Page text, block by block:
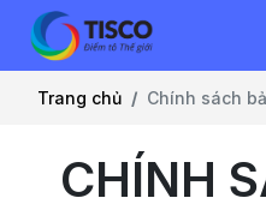
Trang chủ Chính sách
CHÍNH